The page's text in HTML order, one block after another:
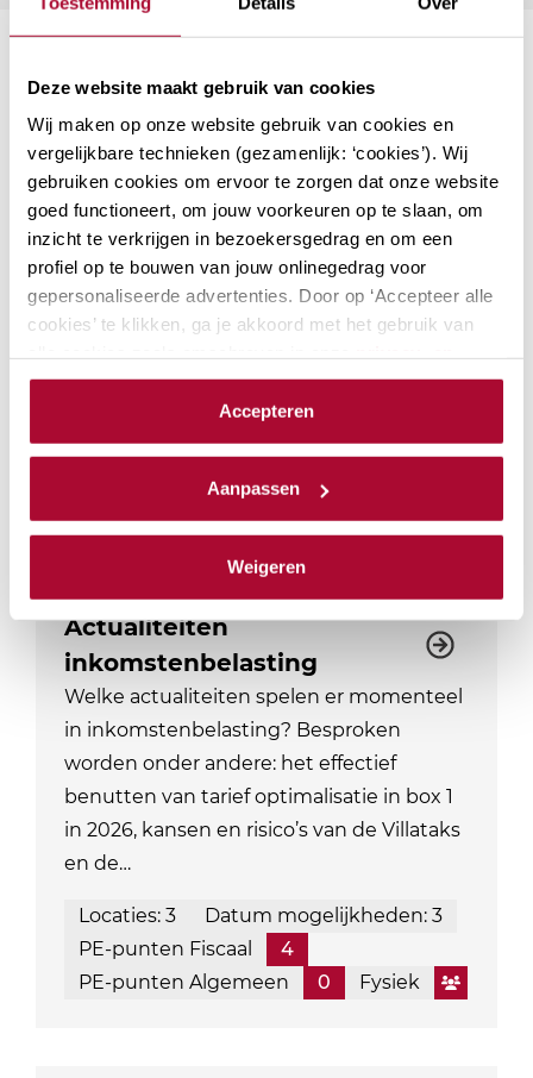
Deze website maakt gebruik van cookies
Wij maken op onze website gebruik van cookies en
vergelijkbare technieken (gezamenlijk: ‘cookies’). Wij
gebruiken cookies om ervoor te zorgen dat onze website
goed functioneert, om jouw voorkeuren op te slaan, om
inzicht te verkrijgen in bezoekersgedrag en om een
profiel op te bouwen van jouw onlinegedrag voor
gepersonaliseerde advertenties. Door op ‘Accepteer alle
cookies’ te klikken, ga je akkoord met het gebruik van
cookieverklaring.
We werken samen met23 derdendie uw gegevens
Accepteren
Aanpassen
Weigeren
Aanmerkelijk belang en
terbeschikkingstellingsregeling
De kans is groot dat aandeelhouders met
een aanmerkelijk belang onderdeel zijn
van jouw klantenbestand. Als adviseur
ben je natuurlijk op de hoogte van de
PE-punten Algemeen
0
Actualiteiten
inkomstenbelasting
Welke actualiteiten spelen er momenteel
in inkomstenbelasting? Besproken
worden onder andere: het effectief
benutten van tarief optimalisatie in box 1
in 2026, kansen en risico’s van de Villataks
en de…
Locaties: 3
Datum mogelijkheden: 3
PE-punten Fiscaal
4
PE-punten Algemeen
0 Fysiek